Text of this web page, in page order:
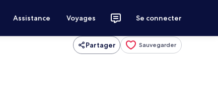
Assistance Voyages Se connecter
Partager Sauvegarder